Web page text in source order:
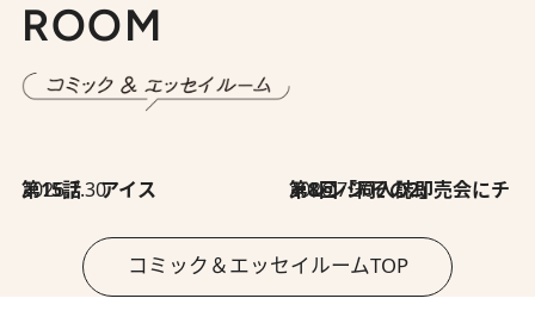
ROOM
2026.7.30
第15話 アイス 2026.7.30
第8回「同人誌即売会にチャレンジ その2」
コミック＆エッセイルームTOP